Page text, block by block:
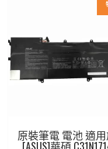
原裝筆電 電池 適